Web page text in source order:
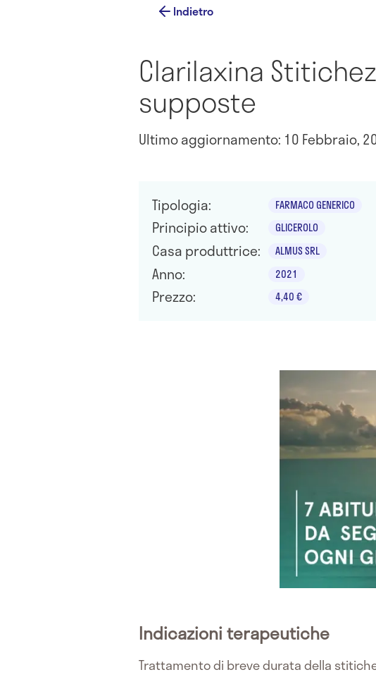
Indietro
Clarilaxina
supposte
Ultimo aggiornamento: 10 Febbraio,
Tipologia: FARMACO GENERICO
Principio attivo: GLICEROLO
Casa produttrice: ALMUS SRL
Anno: 2021
Prezzo: 4,40 €
Indicazioni terapeutiche
Trattamento di breve durata della